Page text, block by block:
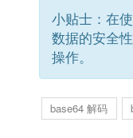
小贴士：在
数据的安全
操作。
base64 解码